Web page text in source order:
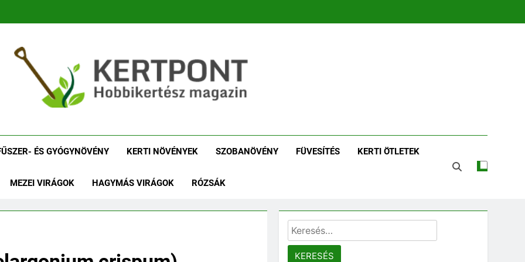
Növényhatározó
ÉS GYÓGYNÖVÉNY KERTI NÖVÉNYEK SZOBANÖVÉNY FÜVESÍTÉS KERTI ÖTLETEK
MEZEI VIRÁGOK HAGYMÁS VIRÁGOK RÓZSÁK
Keresés: